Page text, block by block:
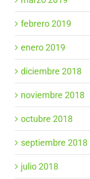
febrero 2019
enero 2019
diciembre 2018
noviembre 2018
octubre 2018
septiembre 2018
julio 2018